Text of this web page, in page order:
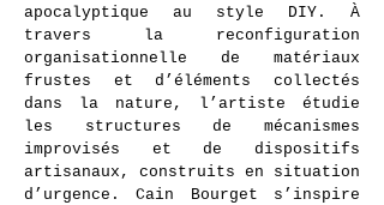
apocalyptique au style DIY. À
travers la reconfiguration
organisationnelle de matériaux
frustes et d’éléments collectés
dans la nature, l’artiste étudie
les structures de mécanismes
improvisés et de dispositifs
artisanaux, construits en situation
d’urgence. Cain Bourget s’inspire